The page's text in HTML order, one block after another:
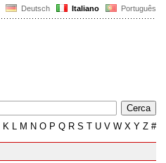
Deutsch Italiano Português
K L M N O P Q R S T U V W X Y Z #